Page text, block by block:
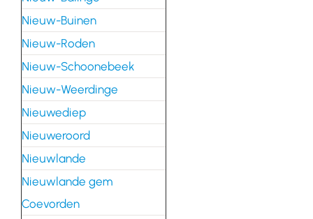
Nieuw-Buinen
Nieuw-Roden
Nieuw-Schoonebeek
Nieuw-Weerdinge
Nieuwediep
Nieuweroord
Nieuwlande
Nieuwlande gem
Coevorden